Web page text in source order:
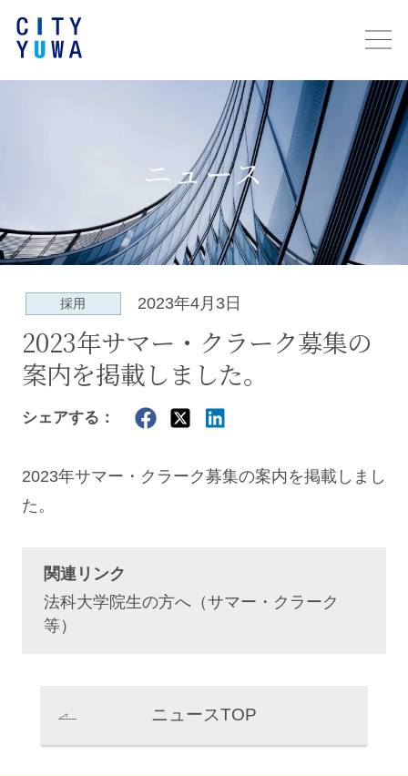
ニュース
採用 2023年4月3日
2023年サマー・クラーク募集の
案内を掲載しました。
シェアする：
2023年サマー・クラーク募集の案内を掲載しまし
た。
関連リンク
法科大学院生の方へ（サマー・クラーク
等）
ニュースTOP